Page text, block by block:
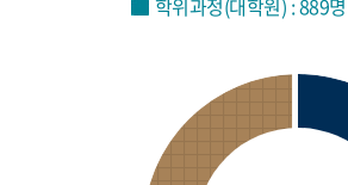
학위과정(대학원) : 889명